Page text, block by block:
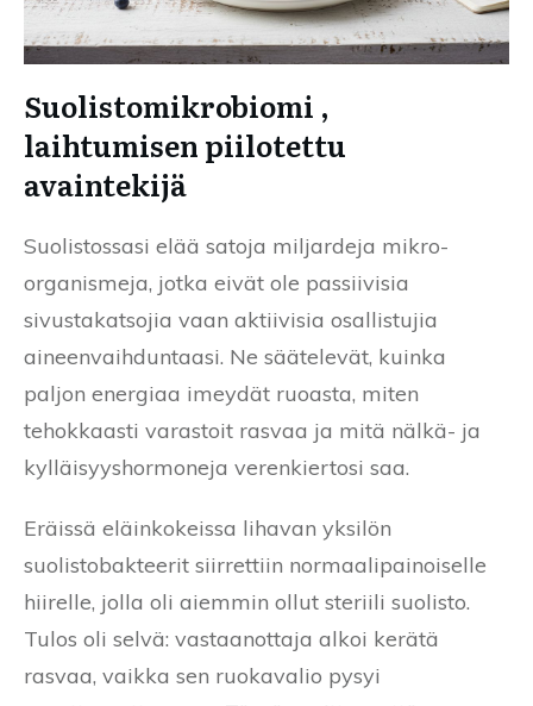
Suolistomikrobiomi ,
laihtumisen piilotettu
avaintekijä
Suolistossasi elää satoja miljardeja mikro-
organismeja, jotka eivät ole passiivisia
sivustakatsojia vaan aktiivisia osallistujia
aineenvaihduntaasi. Ne säätelevät, kuinka
paljon energiaa imeydät ruoasta, miten
tehokkaasti varastoit rasvaa ja mitä nälkä- ja
kylläisyyshormoneja verenkiertosi saa.
Eräissä eläinkokeissa lihavan yksilön
suolistobakteerit siirrettiin normaalipainoiselle
hiirelle, jolla oli aiemmin ollut steriili suolisto.
Tulos oli selvä: vastaanottaja alkoi kerätä
rasvaa, vaikka sen ruokavalio pysyi